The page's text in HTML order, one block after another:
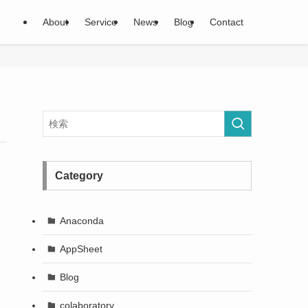
About Service News Blog Contact
Category
Anaconda
AppSheet
Blog
colaboratory